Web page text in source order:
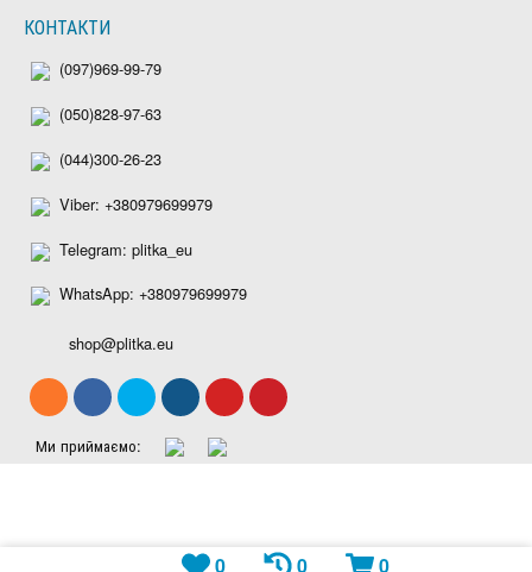
КОНТАКТИ
(097)969-99-79
(050)828-97-63
(044)300-26-23
Viber: +380979699979
Telegram: plitka_eu
WhatsApp: +380979699979
shop@plitka.eu
Ми приймаємо:
0 0 0